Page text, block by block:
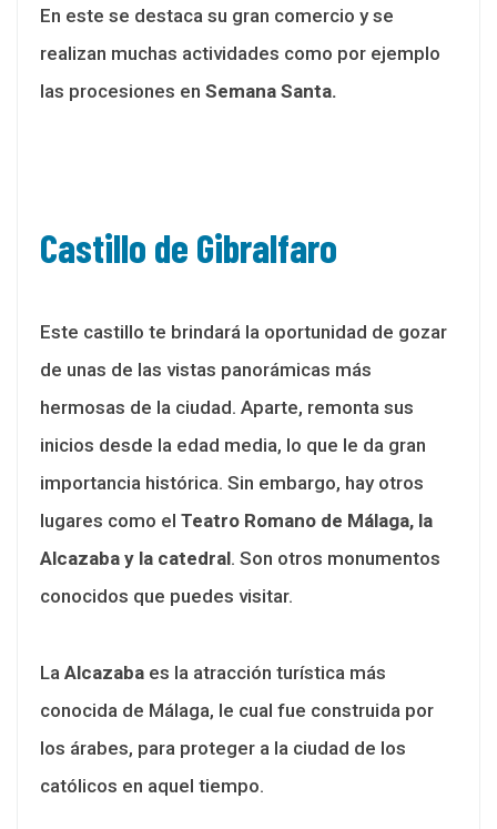
En este se destaca su gran comercio y se
realizan muchas actividades como por ejemplo
las procesiones en Semana Santa.
Castillo de Gibralfaro
Este castillo te brindará la oportunidad de gozar
de unas de las vistas panorámicas más
hermosas de la ciudad. Aparte, remonta sus
inicios desde la edad media, lo que le da gran
importancia histórica. Sin embargo, hay otros
lugares como el Teatro Romano de Málaga, la
Alcazaba y la catedral. Son otros monumentos
conocidos que puedes visitar.
La Alcazaba es la atracción turística más
conocida de Málaga, le cual fue construida por
los árabes, para proteger a la ciudad de los
católicos en aquel tiempo.